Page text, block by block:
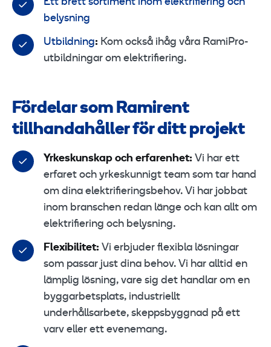
belysning
Utbildning: Kom också ihåg våra RamiPro-
utbildningar om elektrifiering.
Fördelar som Ramirent
tillhandahåller för ditt projekt
Yrkeskunskap och erfarenhet: Vi har ett
erfaret och yrkeskunnigt team som tar hand
om dina elektrifieringsbehov. Vi har jobbat
inom branschen redan länge och kan allt om
elektrifiering och belysning.
Flexibilitet: Vi erbjuder flexibla lösningar
som passar just dina behov. Vi har alltid en
lämplig lösning, vare sig det handlar om en
byggarbetsplats, industriellt
underhållsarbete, skeppsbyggnad på ett
varv eller ett evenemang.